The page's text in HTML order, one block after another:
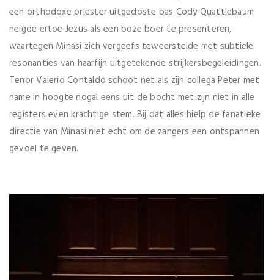
een orthodoxe priester uitgedoste bas Cody Quattlebaum
neigde ertoe Jezus als een boze boer te presenteren,
waartegen Minasi zich vergeefs teweerstelde met subtiele
resonanties van haarfijn uitgetekende strijkersbegeleidingen.
Tenor Valerio Contaldo schoot net als zijn collega Peter met
name in hoogte nogal eens uit de bocht met zijn niet in alle
registers even krachtige stem. Bij dat alles hielp de fanatieke
directie van Minasi niet echt om de zangers een ontspannen
gevoel te geven.